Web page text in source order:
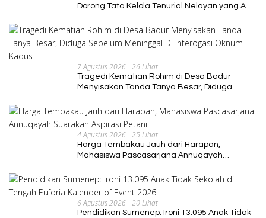
Dorong Tata Kelola Tenurial Nelayan yang Adil
7 Agustus 2026 26 Lihat
Tragedi Kematian Rohim di Desa Badur
Menyisakan Tanda Tanya Besar, Diduga
Kadus
4 Agustus 2026 25 Lihat
Harga Tembakau Jauh dari Harapan,
Mahasiswa Pascasarjana Annuqayah
6 Agustus 2026 20 Lihat
Pendidikan Sumenep: Ironi 13.095 Anak Tidak